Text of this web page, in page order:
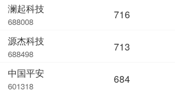
澜起科技
688008
源杰科技
688498
中国平安
601318
716
713
684